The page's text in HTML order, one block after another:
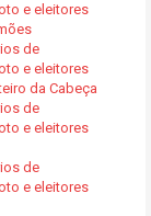
e eleitores
de
e eleitores
da Cabeça
de
e eleitores
de
e eleitores